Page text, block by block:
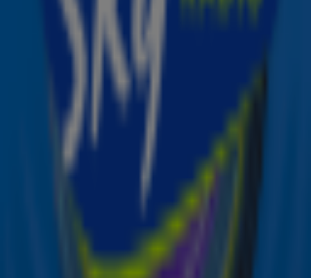
geswitcht dus deze prijs komt heel goed terecht."
De afgelopen weken maakten luisteraars van Sky Radio
iedere dag kans op een finaleplaats door het codewoord
van de dag in te sturen via de gratis Sky Radio-app of
. 26 deelnemers veroverden een plek in de
grote finale, die werd gepresenteerd door Dyantha
Ontvang onze nieuwsbrief
Meld je aan voor de nieuwsbrief van Sky Radio en blijf op
de hoogte van alle leuke winacties en het laatste nieuws
Meld je aan voor onze wekelijkse nieuwsbrief met daarin
het laatste nieuws en aanbiedingen die wijzelf of in
samenwerking met onze partners organiseren. Je kunt je